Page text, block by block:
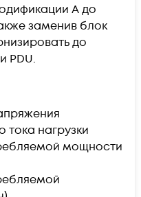
A до
заменив блок
до
PDU.
тока нагрузки
мощности